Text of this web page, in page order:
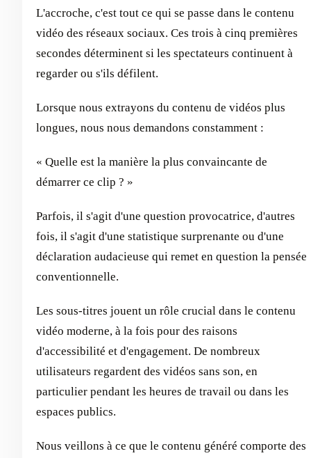
L'accroche, c'est tout ce qui se passe dans le contenu
vidéo des réseaux sociaux. Ces trois à cinq premières
secondes déterminent si les spectateurs continuent à
regarder ou s'ils défilent.
Lorsque nous extrayons du contenu de vidéos plus
longues, nous nous demandons constamment :
« Quelle est la manière la plus convaincante de
démarrer ce clip ? »
Parfois, il s'agit d'une question provocatrice, d'autres
fois, il s'agit d'une statistique surprenante ou d'une
déclaration audacieuse qui remet en question la pensée
conventionnelle.
Les sous-titres jouent un rôle crucial dans le contenu
vidéo moderne, à la fois pour des raisons
d'accessibilité et d'engagement. De nombreux
utilisateurs regardent des vidéos sans son, en
particulier pendant les heures de travail ou dans les
espaces publics.
Nous veillons à ce que le contenu généré comporte des